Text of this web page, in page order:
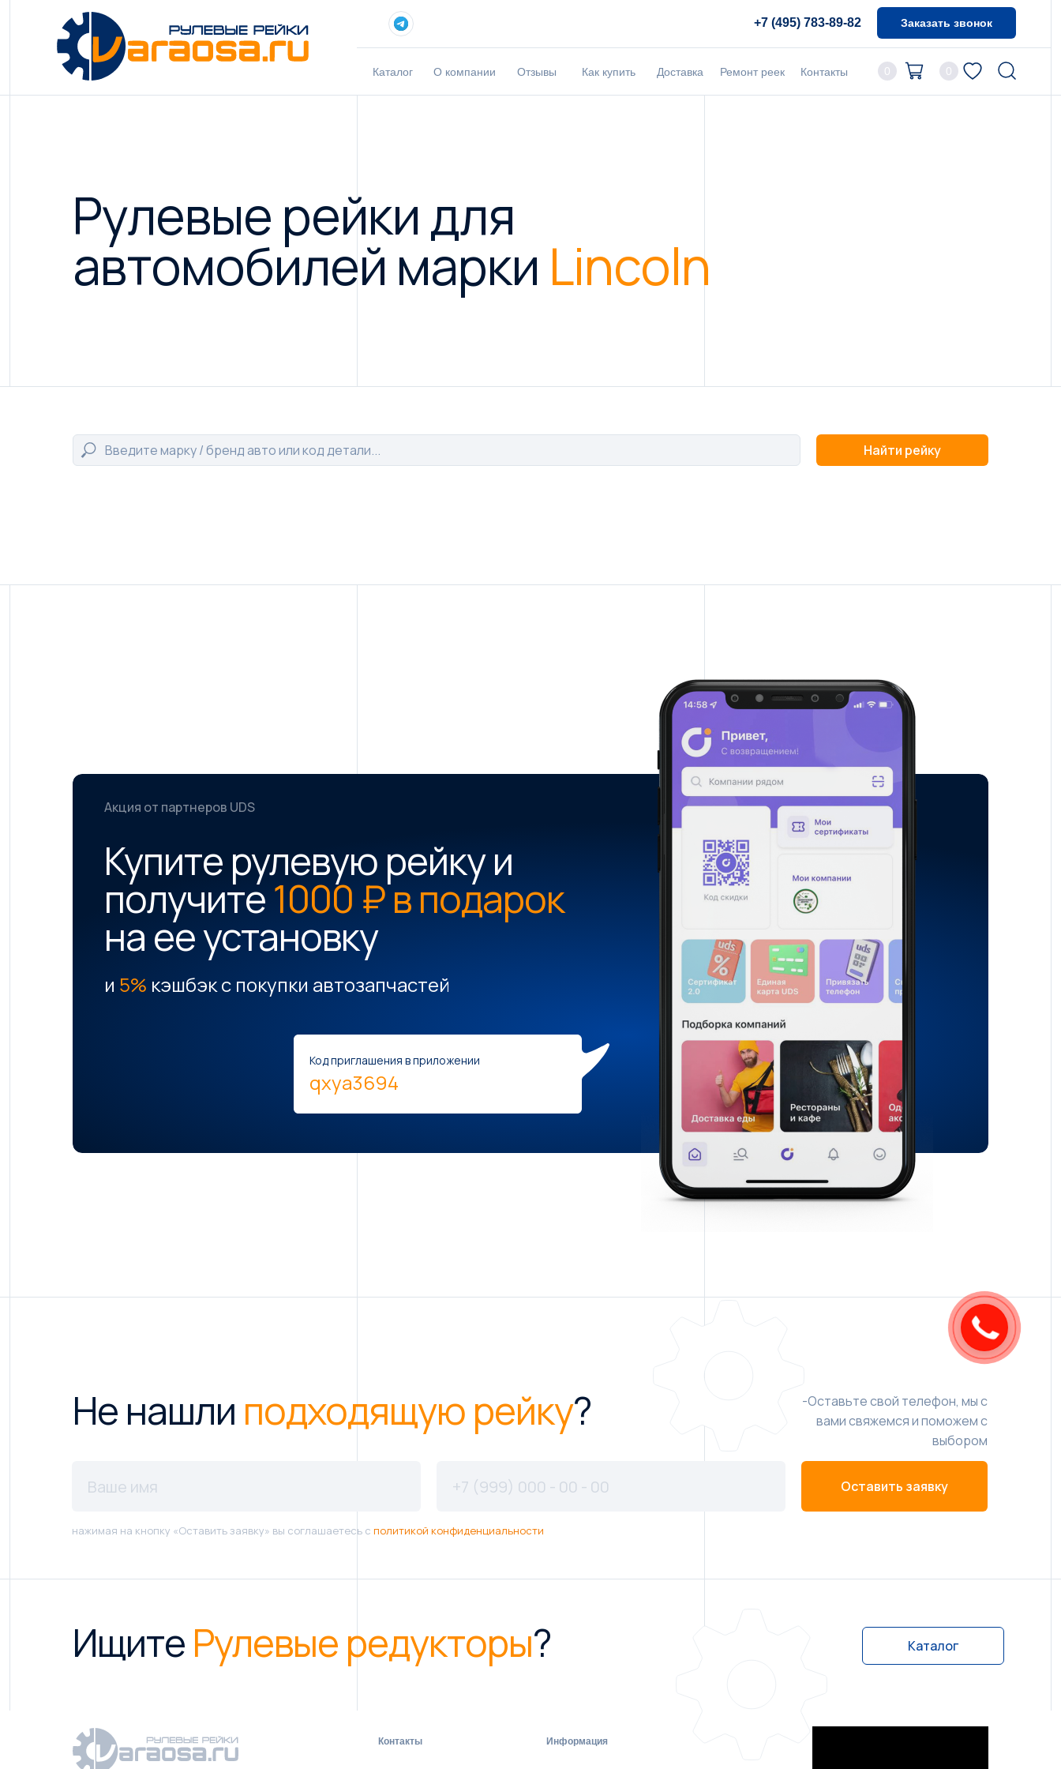
+7 (495) 783-89-82 Заказать звонок
0
Каталог О компании Отзывы Доставка Ремонт реек Контакты
Как купить 0
Рулевые рейки для
автомобилей марки Lincoln
Найти рейку
Купите рулевую рейку и
получите1000 ₽ в подарок
на ее установку
и 5% кэшбэк с покупки автозапчастей
Код приглашения в приложении
Акция от партнеров UDS
qxya3694
Не нашли подходящую рейку?
-Оставьте свой телефон, мы с
вами свяжемся и поможем с
выбором
Оставить заявку
нажимая на кнопку «Оставить заявку» вы соглашаетесь с политикой конфиденциальности
Ищите Рулевые редукторы? Каталог
Контакты Информация
Закажите
звонок